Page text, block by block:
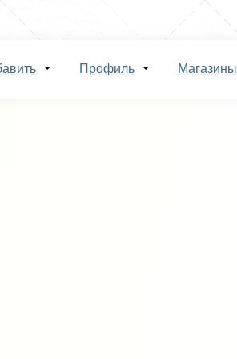
Профиль Магазины